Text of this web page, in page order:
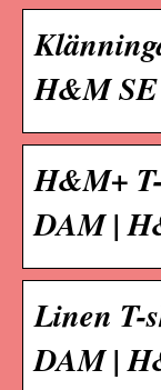
H&M SE
H&M+
DAM |
Linen T-
DAM |